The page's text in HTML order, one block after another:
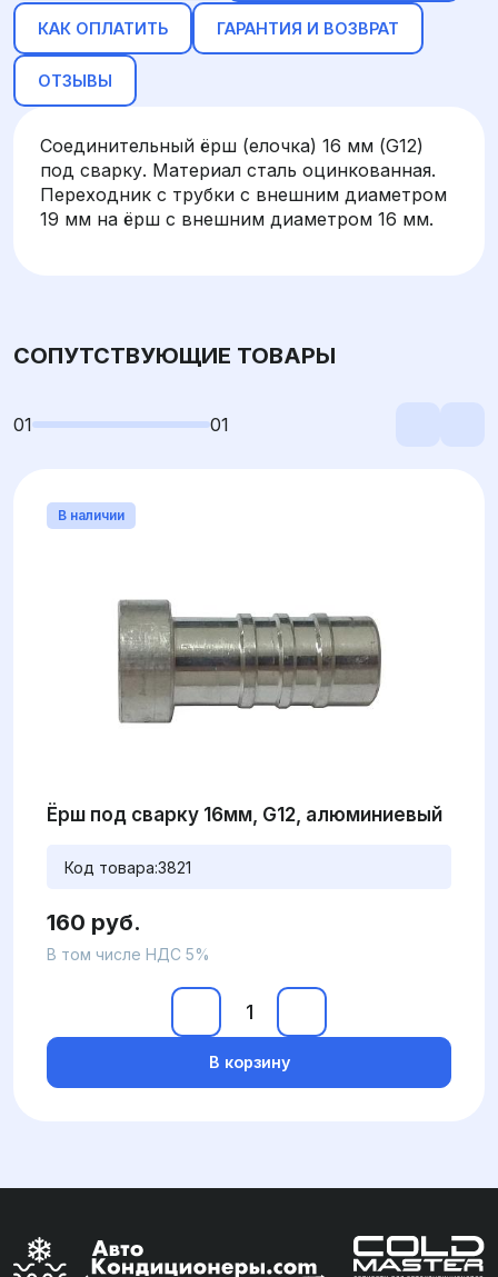
КАК ОПЛАТИТЬ ГАРАНТИЯ И ВОЗВРАТ
ОТЗЫВЫ
Соединительный ёрш (елочка) 16 мм (G12)
под сварку. Материал сталь оцинкованная.
Переходник с трубки с внешним диаметром
19 мм на ёрш с внешним диаметром 16 мм.
СОПУТСТВУЮЩИЕ ТОВАРЫ
01 01
В наличии
Ёрш под сварку 16мм, G12, алюминиевый
Код товара:3821
160 руб.
В том числе НДС 5%
В корзину